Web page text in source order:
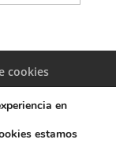
cookies
en
estamos